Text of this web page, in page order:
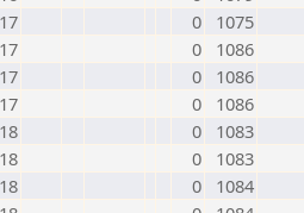
0
1075
0
1086
0
1086
0
1086
0
1083
0
1083
0
1084